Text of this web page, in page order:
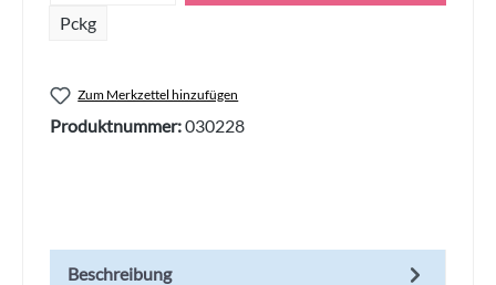
Pckg
Zum Merkzettel hinzufügen
Produktnummer:030228
Beschreibung